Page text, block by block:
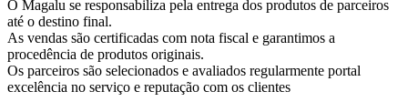
O Magalu se responsabiliza pela entrega dos produtos de parceiros
até o destino final.
As vendas são certificadas com nota fiscal e garantimos a
procedência de produtos originais.
Os parceiros são selecionados e avaliados regularmente portal
excelência no serviço e reputação com os clientes